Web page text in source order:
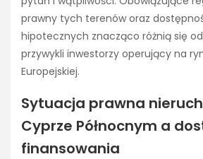
prawny tych terenów oraz
hipotecznych znacząco różnią się
przywykli inwestorzy operujący na
Europejskiej.
Sytuacja prawna
Cyprze Północnym a
finansowania